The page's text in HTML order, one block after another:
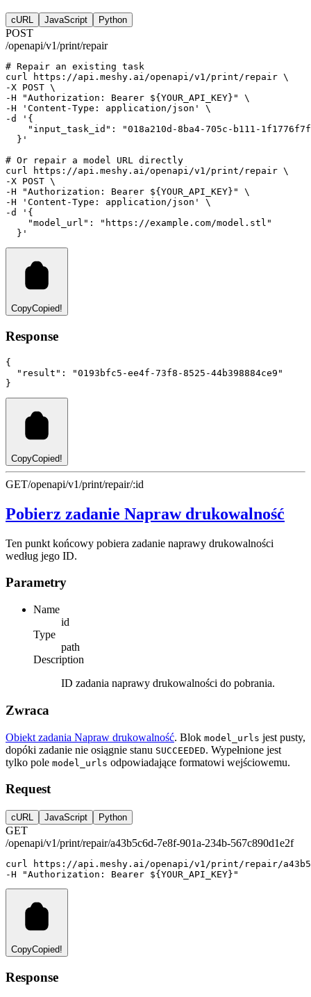
cURL JavaScript Python
POST
/openapi/v1/print/repair
# Repair an existing task
curl
https://api.meshy.ai/openapi/v1/print/repair \
-X POST \
-H
"Authorization: Bearer ${YOUR_API_KEY}"
\
-H
'Content-Type: application/json'
\
-d
'{
"input_task_id": "018a210d-8ba4-705c-b111-
  }'
# Or repair a model URL directly
curl
https://api.meshy.ai/openapi/v1/print/repair \
-X POST \
-H
"Authorization: Bearer ${YOUR_API_KEY}"
\
-H
'Content-Type: application/json'
\
-d
'{
    "model_url": "https://example.com/model.stl"
  }'
CopyCopied!
Response
{
"result" :
"0193bfc5-ee4f-73f8-8525-44b398884ce9"
}
CopyCopied!
GET/openapi/v1/print/repair/:id
Pobierz zadanie Napraw drukowalność
Ten punkt końcowy pobiera zadanie naprawy drukowalności
według jego ID.
Parametry
Name
id
Type
path
Description
ID zadania naprawy drukowalności do pobrania.
Zwraca
Obiekt zadania Napraw drukowalność. Blok model_urls jest pusty,
dopóki zadanie nie osiągnie stanu SUCCEEDED. Wypełnione jest
tylko pole model_urls odpowiadające formatowi wejściowemu.
Request
cURL JavaScript Python
GET
/openapi/v1/print/repair/a43b5c6d-7e8f-901a-234b-567c890d1e2f
curl
https://api.meshy.ai/openapi/v1/print/repair/
-H
"Authorization: Bearer ${YOUR_API_KEY}"
CopyCopied!
Response